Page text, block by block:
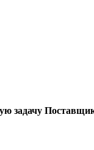
задачу